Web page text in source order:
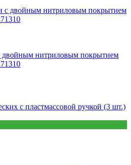
двойным нитриловым покрытием